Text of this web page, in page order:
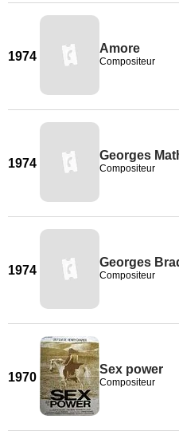
1974
Amore
Compositeur
1974
Georges
Compositeur
1974
Georges
Compositeur
1970
Sex power
Compositeur